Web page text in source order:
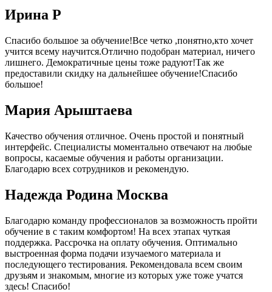
Ирина Р
Спасибо большое за обучение!Все четко ,понятно,кто хочет
учится всему научится.Отлично подобран материал, ничего
лишнего. Демократичные цены тоже радуют!Так же
предоставили скидку на дальнейшее обучение!Спасибо
большое!
Мария Арыштаева
Качество обучения отличное. Очень простой и понятный
интерфейс. Специалисты моментально отвечают на любые
вопросы, касаемые обучения и работы организации.
Благодарю всех сотрудников и рекомендую.
Надежда Родина Москва
Благодарю команду профессионалов за возможность пройти
обучение в с таким комфортом! На всех этапах чуткая
поддержка. Рассрочка на оплату обучения. Оптимально
выстроенная форма подачи изучаемого материала и
последующего тестирования. Рекомендовала всем своим
друзьям и знакомым, многие из которых уже тоже учатся
здесь! Спасибо!